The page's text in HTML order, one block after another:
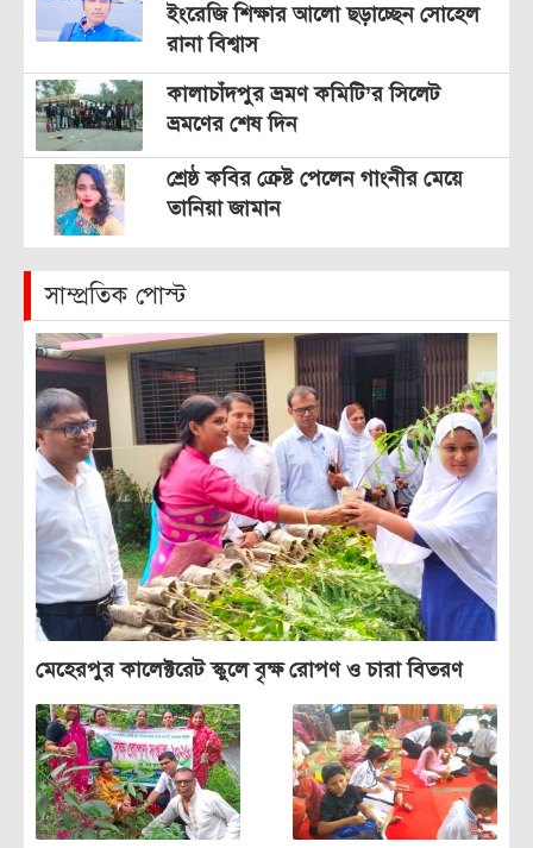
ইংরেজি শিক্ষার আলো ছড়াচ্ছেন সোহেল
রানা বিশ্বাস
কালাচাঁদপুর ভ্রমণ কমিটি’র সিলেট
ভ্রমণের শেষ দিন
শ্রেষ্ঠ কবির ক্রেষ্ট পেলেন গাংনীর মেয়ে
তানিয়া জামান
সাম্প্রতিক পোস্ট
মেহেরপুর কালেক্টরেট স্কুলে বৃক্ষ রোপণ ও চারা বিতরণ